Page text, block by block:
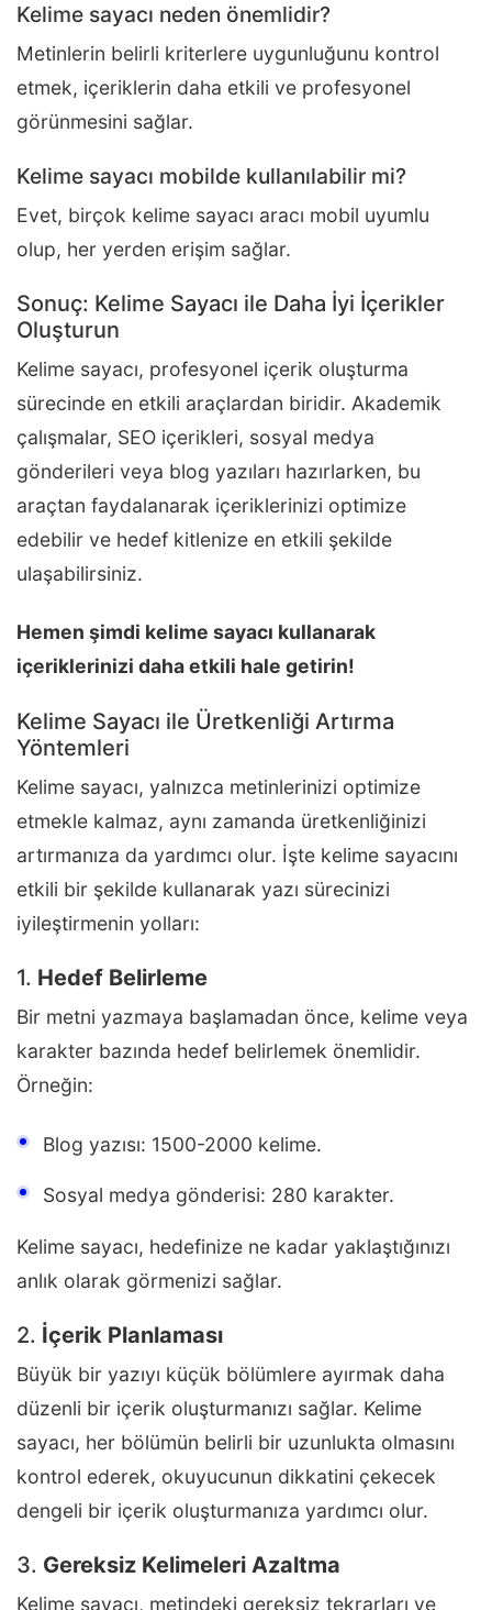
Kelime sayacı neden önemlidir?
Metinlerin belirli kriterlere uygunluğunu kontrol
etmek, içeriklerin daha etkili ve profesyonel
görünmesini sağlar.
Kelime sayacı mobilde kullanılabilir mi?
Evet, birçok kelime sayacı aracı mobil uyumlu
olup, her yerden erişim sağlar.
Sonuç: Kelime Sayacı ile Daha İyi İçerikler
Oluşturun
Kelime sayacı, profesyonel içerik oluşturma
sürecinde en etkili araçlardan biridir. Akademik
çalışmalar, SEO içerikleri, sosyal medya
gönderileri veya blog yazıları hazırlarken, bu
araçtan faydalanarak içeriklerinizi optimize
edebilir ve hedef kitlenize en etkili şekilde
ulaşabilirsiniz.
Hemen şimdi kelime sayacı kullanarak
içeriklerinizi daha etkili hale getirin!
Kelime Sayacı ile Üretkenliği Artırma
Yöntemleri
Kelime sayacı, yalnızca metinlerinizi optimize
etmekle kalmaz, aynı zamanda üretkenliğinizi
artırmanıza da yardımcı olur. İşte kelime sayacını
etkili bir şekilde kullanarak yazı sürecinizi
iyileştirmenin yolları:
1. Hedef Belirleme
Bir metni yazmaya başlamadan önce, kelime veya
karakter bazında hedef belirlemek önemlidir.
Örneğin:
Blog yazısı: 1500-2000 kelime.
Sosyal medya gönderisi: 280 karakter.
Kelime sayacı, hedefinize ne kadar yaklaştığınızı
anlık olarak görmenizi sağlar.
2. İçerik Planlaması
Büyük bir yazıyı küçük bölümlere ayırmak daha
düzenli bir içerik oluşturmanızı sağlar. Kelime
sayacı, her bölümün belirli bir uzunlukta olmasını
kontrol ederek, okuyucunun dikkatini çekecek
dengeli bir içerik oluşturmanıza yardımcı olur.
3. Gereksiz Kelimeleri Azaltma
Kelime sayacı, metindeki gereksiz tekrarları ve